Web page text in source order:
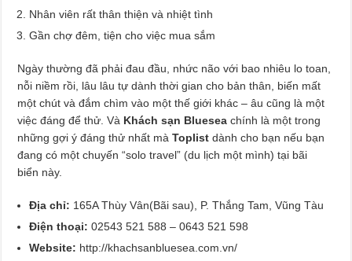
Nhân viên rất thân thiện và nhiệt tình
Gần chợ đêm, tiện cho việc mua sắm
Ngày thường đã phải đau đầu, nhức não với bao nhiêu lo toan,
nỗi niềm rồi, lâu lâu tự dành thời gian cho bản thân, biến mất
một chút và đắm chìm vào một thế giới khác – âu cũng là một
việc đáng để thử. Và Khách sạn Bluesea chính là một trong
những gợi ý đáng thử nhất mà Toplist dành cho bạn nếu bạn
đang có một chuyến “solo travel” (du lịch một mình) tại bãi
biển này.
Địa chỉ: 165A Thùy Vân(Bãi sau), P. Thắng Tam, Vũng Tàu
Điện thoại:02543 521 588 – 0643 521 598
Website: http://khachsanbluesea.com.vn/